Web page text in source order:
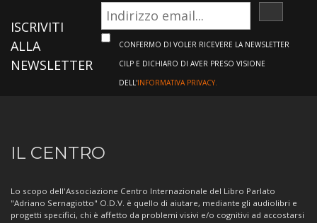
ISCRIVITI
ALLA
NEWSLETTER
CONFERMO DI VOLER RICEVERE LA NEWSLETTER
CILP E DICHIARO DI AVER PRESO VISIONE
DELL'INFORMATIVA PRIVACY.
Informazioni
sul
Centro
IL CENTRO
Lo scopo dell'Associazione Centro Internazionale del Libro Parlato
"Adriano Sernagiotto" O.D.V. è quello di aiutare, mediante gli audiolibri e
progetti specifici, chi è affetto da problemi visivi e/o cognitivi ad accostarsi